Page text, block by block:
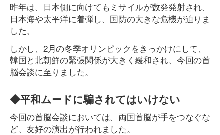
昨年は、日本側に向けてもミサイルが数発発射され、
日本海や太平洋に着弾し、国防の大きな危機が迫りま
した。
しかし、2月の冬季オリンピックをきっかけにして、
韓国と北朝鮮の緊張関係が大きく緩和され、今回の首
脳会談に至りました。
◆平和ムードに騙されてはいけない
今回の首脳会談においては、両国首脳が手をつなぐな
ど、友好の演出が行われました。